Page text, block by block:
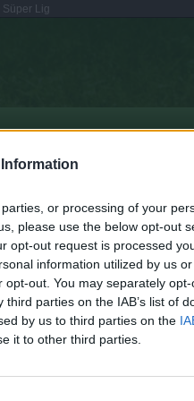
or processing of your
please use the below opt-out
opt-out request is processed
information utilized by us
out. You may separately
parties on the IAB’s list of
by us to third parties on the
it to other third parties.
Süper Lig
Seguir conectado
1